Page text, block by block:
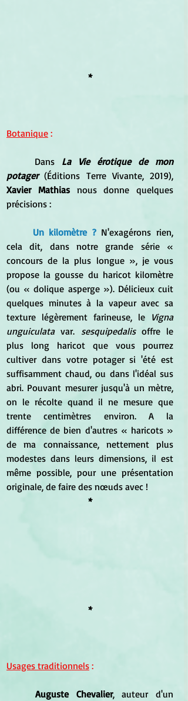
*
Botanique :
	Dans
La Vie érotique de mon
potager
Xavier Mathias nous donne quelques
précisions :
Un kilomètre ? N'exagérons rien,
cela dit, dans notre grande série «
concours de la plus longue », je vous
propose la gousse du haricot kilomètre
(ou « dolique asperge »). Délicieux cuit
quelques minutes à la vapeur avec sa
texture légèrement farineuse, le Vigna
unguiculata var. sesquipedalis offre le
plus long haricot que vous pourrez
cultiver dans votre potager si 'été est
suffisamment chaud, ou dans l'idéal sus
abri. Pouvant mesurer jusqu'à un mètre,
on le récolte quand il ne mesure que
trente centimètres environ. A la
différence de bien d'autres « haricots »
de ma connaissance, nettement plus
modestes dans leurs dimensions, il est
même possible, pour une présentation
originale, de faire des nœuds avec !
*
*
Usages traditionnels :
Auguste Chevalier, auteur d'un